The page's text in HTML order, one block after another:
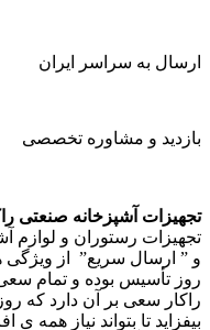
ارسال به سراسر ایران
بازدید و مشاوره تخصصی
تجهیزات آشپزخانه صنعتی
تجهیزات رستوران و لوازم
و ” ارسال سریع” از ویژگی
روز تأسیس بوده و تمام سعی
راکار سعی بر آن دارد که
بیفزاید تا بتواند نیاز همه ی